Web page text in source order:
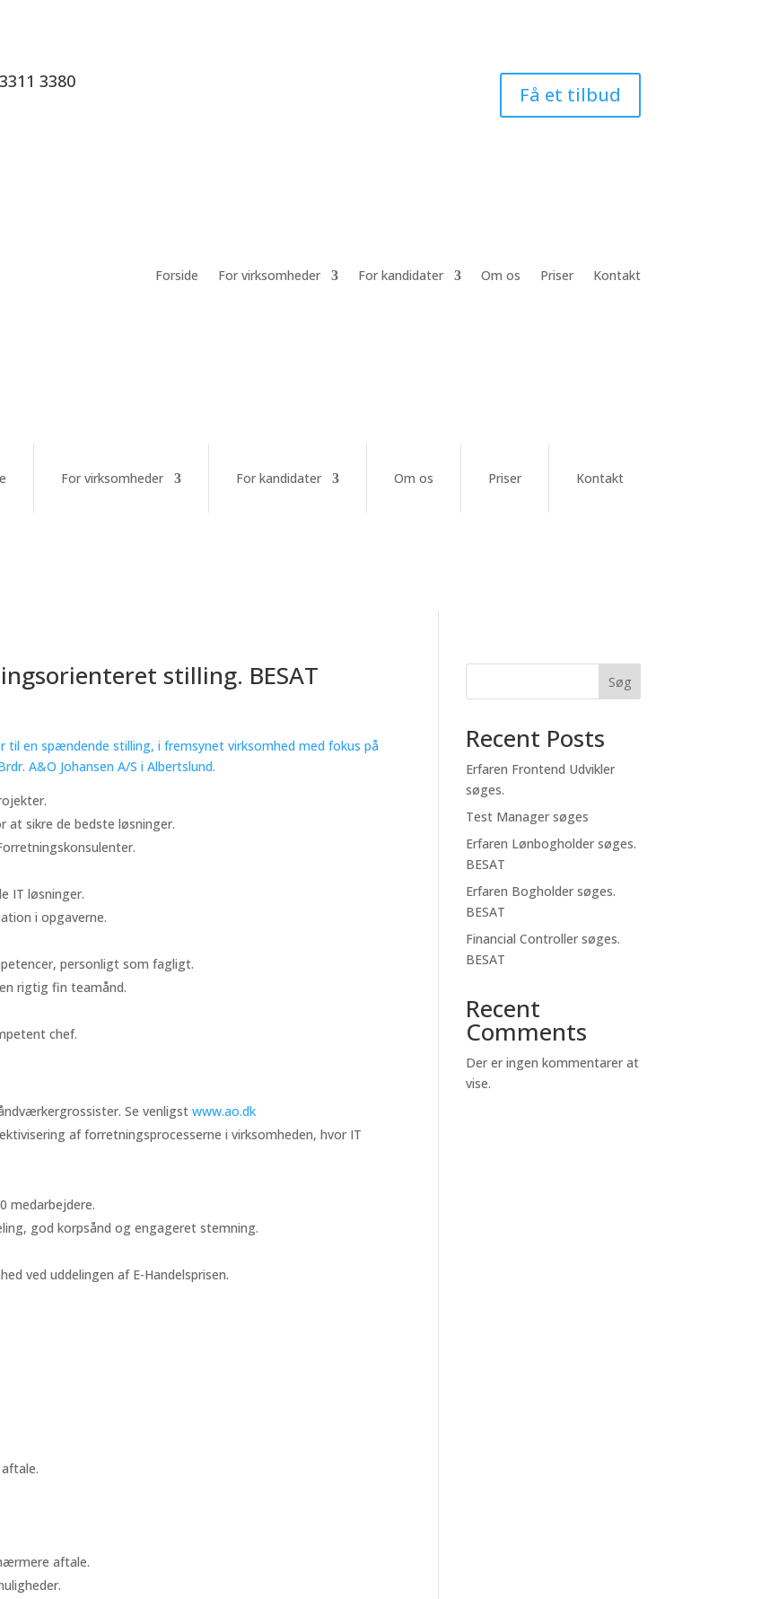
3380
Få et tilbud
Forside For virksomheder For kandidater Om os Priser Kontakt
For virksomheder For kandidater Om os Priser Kontakt
stilling. BESAT
en spændende stilling, i fremsynet virksomhed med fokus på
A&O Johansen A/S i Albertslund.
at sikre de bedste løsninger.
IT løsninger.
i opgaverne.
personligt som fagligt.
rigtig fin teamånd.
chef.
Se venligstwww.ao.dk
af forretningsprocesserne i virksomheden, hvor IT
medarbejdere.
god korpsånd og engageret stemning.
ved uddelingen af E-Handelsprisen.
aftale.
Søg
Recent Posts
Erfaren Frontend Udvikler
søges.
Test Manager søges
Erfaren Lønbogholder søges.
BESAT
Erfaren Bogholder søges.
BESAT
Financial Controller søges.
BESAT
Recent
Comments
Der er ingen kommentarer at
vise.